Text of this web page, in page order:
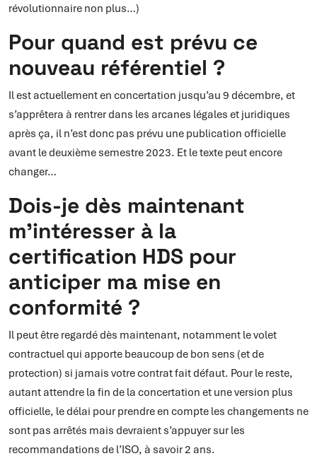
révolutionnaire non plus…)
Pour quand est prévu ce
nouveau référentiel ?
Il est actuellement en concertation jusqu’au 9 décembre, et
s’apprêtera à rentrer dans les arcanes légales et juridiques
après ça, il n’est donc pas prévu une publication officielle
avant le deuxième semestre 2023. Et le texte peut encore
changer…
Dois-je dès maintenant
m’intéresser à la
certification HDS pour
anticiper ma mise en
conformité ?
Il peut être regardé dès maintenant, notamment le volet
contractuel qui apporte beaucoup de bon sens (et de
protection) si jamais votre contrat fait défaut. Pour le reste,
autant attendre la fin de la concertation et une version plus
officielle, le délai pour prendre en compte les changements ne
sont pas arrêtés mais devraient s’appuyer sur les
recommandations de l’ISO, à savoir 2 ans.